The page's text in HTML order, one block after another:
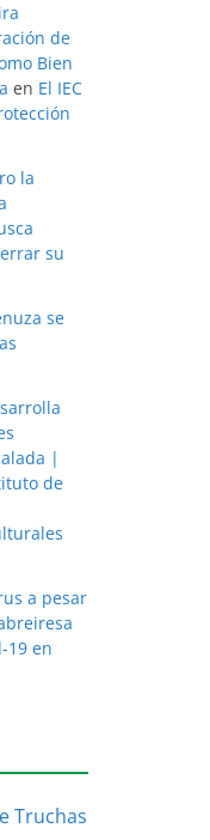
de
Bien
en El IEC
la
su
se
|
de
a pesar
19 en
Truchas